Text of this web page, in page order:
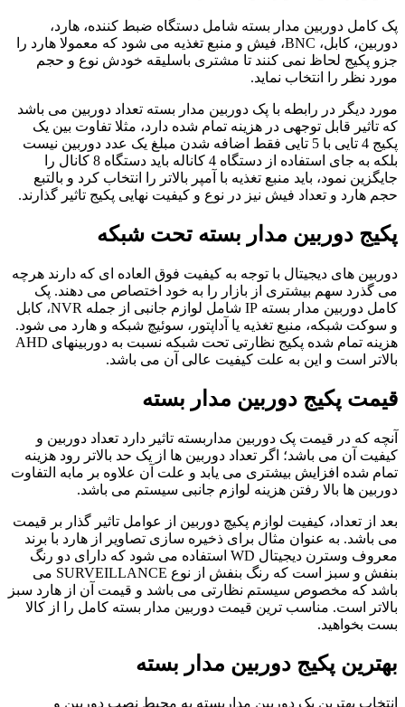
پک کامل دوربین مدار بسته شامل دستگاه ضبط کننده، هارد،
دوربین، کابل، BNC، فیش و منبع تغذیه می شود که معمولا هارد را
جزو پکیج لحاظ نمی کنند تا مشتری باسلیقه خودش نوع و حجم
مورد نظر را انتخاب نماید.
مورد دیگر در رابطه با پک دوربین مدار بسته تعداد دوربین می باشد
که تاثیر قابل توجهی در هزینه تمام شده دارد، مثلا تفاوت بین یک
پکیج 4 تایی با 5 تایی فقط اضافه شدن مبلغ یک عدد دوربین نیست
بلکه به جای استفاده از دستگاه 4 کاناله باید دستگاه 8 کانال را
جایگزین نمود، باید منبع تغذیه با آمپر بالاتر را انتخاب کرد و بالتبع
حجم هارد و تعداد فیش نیز در نوع و کیفیت نهایی پکیج تاثیر گذارند.
پکیج دوربین مدار بسته تحت شبکه
دوربین های دیجیتال با توجه به کیفیت فوق العاده ای که دارند هرچه
می گذرد سهم بیشتری از بازار را به خود اختصاص می دهند. پک
کامل دوربین مدار بسته IP شامل لوازم جانبی از جمله NVR، کابل
و سوکت شبکه، منبع تغذیه یا آداپتور، سوئیچ شبکه و هارد می شود.
هزینه تمام شده پکیج نظارتی تحت شبکه نسبت به دوربینهای AHD
بالاتر است و این به علت کیفیت عالی آن می باشد.
قیمت پکیج دوربین مدار بسته
آنچه که در قیمت پک دوربین مداربسته تاثیر دارد تعداد دوربین و
کیفیت آن می باشد؛ اگر تعداد دوربین ها از یک حد بالاتر رود هزینه
تمام شده افزایش بیشتری می یابد و علت آن علاوه بر مابه التفاوت
دوربین ها بالا رفتن هزینه لوازم جانبی سیستم می باشد.
بعد از تعداد، کیفیت لوازم پکیچ دوربین از عوامل تاثیر گذار بر قیمت
می باشد. به عنوان مثال برای ذخیره سازی تصاویر از هارد با برند
معروف وسترن دیجیتال WD استفاده می شود که دارای دو رنگ
بنفش و سبز است که رنگ بنفش از نوع SURVEILLANCE می
باشد که مخصوص سیستم نظارتی می باشد و قیمت آن از هارد سبز
بالاتر است. مناسب ترین قیمت دوربین مدار بسته کامل را از کالا
بست بخواهید.
بهترین پکیج دوربین مدار بسته
انتخاب بهترین پک دوربین مداربسته به محیط نصب دوربین و